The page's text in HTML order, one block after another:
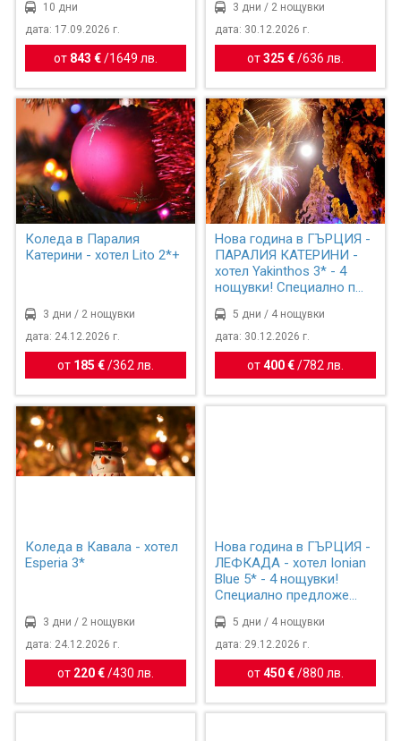
10 дни
дата: 17.09.2026 г.
от 843 € / 1649 лв.
3 дни / 2 нощувки
дата: 30.12.2026 г.
от325 €/636 лв.
Коледа в Паралия
Катерини - хотел Lito 2*+
3 дни / 2 нощувки
дата: 24.12.2026 г.
от 185 € /362 лв.
Нова година в ГЪРЦИЯ -
ПАРАЛИЯ КАТЕРИНИ -
хотел Yakinthos 3* - 4
нощувки! Специално п...
5 дни / 4 нощувки
дата: 30.12.2026 г.
от400 €/ 782 лв.
Коледа в Кавала - хотел
Esperia 3*
3 дни / 2 нощувки
дата: 24.12.2026 г.
от 220 € /430 лв.
Нова година в ГЪРЦИЯ -
ЛЕФКАДА - хотел Ionian
Blue 5* - 4 нощувки!
Специално предложе...
5 дни / 4 нощувки
дата: 29.12.2026 г.
от450 €/880 лв.